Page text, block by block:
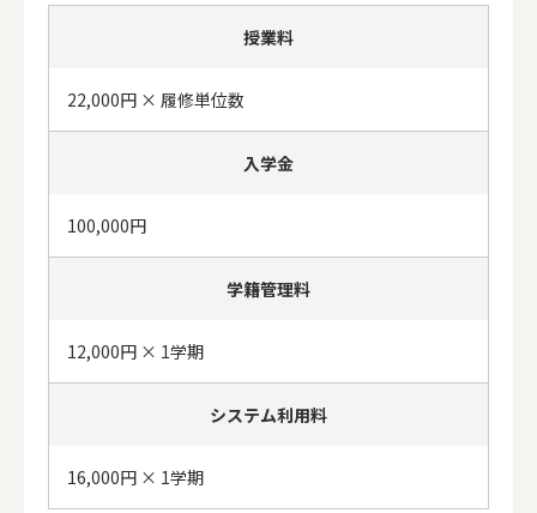
授業料
22,000円 × 履修単位数
入学金
100,000円
学籍管理料
12,000円 × 1学期
システム利用料
16,000円 × 1学期